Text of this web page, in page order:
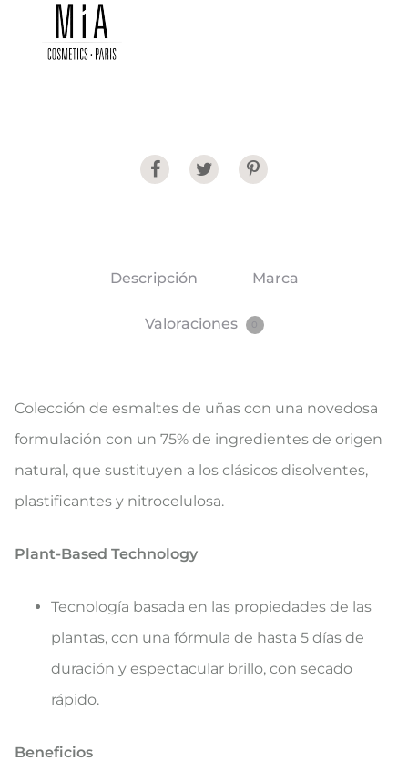
Share
Descripción Marca
Valoraciones
Colección de esmaltes de uñas con una novedosa
formulación con un 75% de ingredientes de origen
natural, que sustituyen a los clásicos disolventes,
plastificantes y nitrocelulosa.
Plant-Based Technology
Tecnología basada en las propiedades de las
plantas, con una fórmula de hasta 5 días de
duración y espectacular brillo, con secado
rápido.
Beneficios